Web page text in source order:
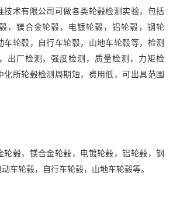
技术有限公司可做各类轮毂检测实验，包括
，镁合金轮毂，电镀轮毂，铝轮毂，钢轮
车轮毂，自行车轮毂，山地车轮毂等，检测
出厂检测，强度检测，质量检测，力矩检
化所轮毂检测周期短，费用低，可出具范围
毂，镁合金轮毂，电镀轮毂，铝轮毂，钢
车轮毂，自行车轮毂，山地车轮毂等。